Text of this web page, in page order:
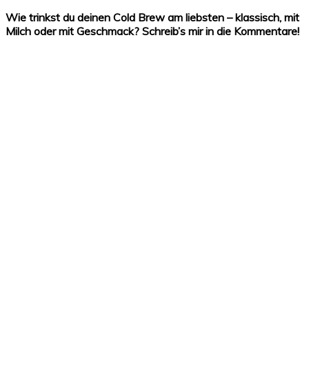
Wie trinkst du deinen Cold Brew am liebsten – klassisch, mit
Milch oder mit Geschmack? Schreib’s mir in die Kommentare!